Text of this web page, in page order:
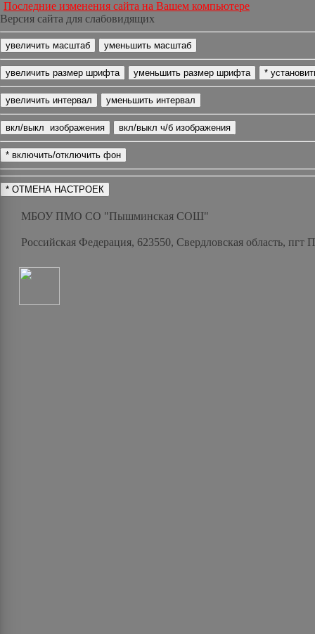
Последние изменения сайта на Вашем компьютере
Версия сайта для слабовидящих
МБОУ ПМО СО "Пышминская СОШ"
Российская Федерация, 623550, Свердловская область,